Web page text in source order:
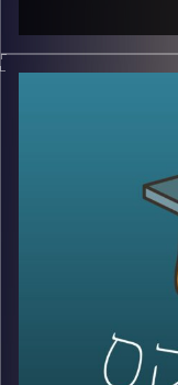
בסודאן, ועם
ששלט במדינה
שוב קרבות קשים
זה קשור
ד"ר חיים קורן,
אוניברסיטת
ומצרים.